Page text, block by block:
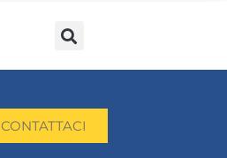
CONTATTACI